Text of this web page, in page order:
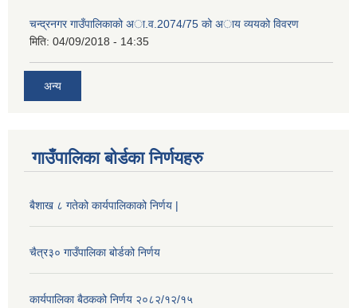
चन्द्रनगर गाउँपालिकाको अा‍‍‍.व.2074/75 को अाय व्ययको विवरण
मिति: 04/09/2018 - 14:35
अन्य
गाउँपालिका बोर्डका निर्णयहरु
बैशाख ८ गतेको कार्यपालिकाको निर्णय |
चैत्र३० गाउँपालिका बोर्डको निर्णय
कार्यपालिका बैठकको निर्णय २०८२/१२/१५